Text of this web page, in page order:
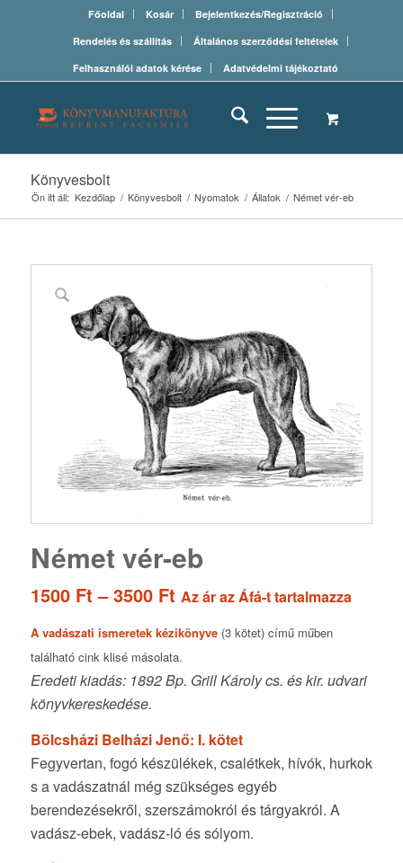
Főoldal Kosár
Bejelentkezés/Regisztráció
Rendelés és szállítás
Általános szerződési feltételek
Felhasználói adatok kérése
Adatvédelmi tájékoztató
Könyvesbolt
Ön itt áll: Kezdőlap / Könyvesbolt / Nyomatok / Állatok / Német vér-eb
Német vér-eb
1500 Ft – 3500 FtÁrtartomány:
-
3500 Ft
Az ár az Áfá-t tartalmazza
A vadászati ismeretek kézikönyve(3 kötet) című műben
található cink klisé másolata.
Eredeti kiadás: 1892 Bp. Grill Károly cs. és kir. udvari
könyvkereskedése.
Bölcsházi Belházi Jenő: I. kötet
Fegyvertan, fogó készülékek, csalétkek, hívók, hurkok
s a vadászatnál még szükséges egyéb
berendezésekről, szerszámokról és tárgyakról. A
vadász-ebek, vadász-ló és sólyom.